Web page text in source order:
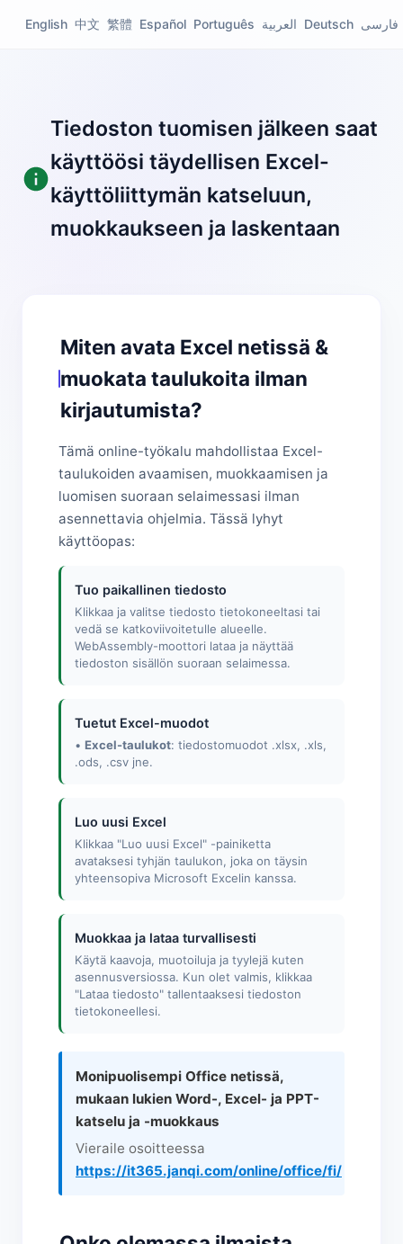
English 中文 繁體 Español Português العربية Deutsch فارسی
Tiedoston tuomisen jälkeen saat
käyttöösi täydellisen Excel-
käyttöliittymän katseluun,
muokkaukseen ja laskentaan
Miten avata Excel netissä &
muokata taulukoita ilman
kirjautumista?
Tämä online-työkalu mahdollistaa Excel-
taulukoiden avaamisen, muokkaamisen ja
luomisen suoraan selaimessasi ilman
asennettavia ohjelmia. Tässä lyhyt
käyttöopas:
Tuo paikallinen tiedosto
Klikkaa ja valitse tiedosto tietokoneeltasi tai
vedä se katkoviivoitetulle alueelle.
WebAssembly-moottori lataa ja näyttää
tiedoston sisällön suoraan selaimessa.
Tuetut Excel-muodot
• Excel-taulukot: tiedostomuodot .xlsx, .xls,
.ods, .csv jne.
Luo uusi Excel
Klikkaa "Luo uusi Excel" -painiketta
avataksesi tyhjän taulukon, joka on täysin
yhteensopiva Microsoft Excelin kanssa.
Muokkaa ja lataa turvallisesti
Käytä kaavoja, muotoiluja ja tyylejä kuten
asennusversiossa. Kun olet valmis, klikkaa
"Lataa tiedosto" tallentaaksesi tiedoston
tietokoneellesi.
Monipuolisempi Office netissä,
mukaan lukien Word-, Excel- ja PPT-
katselu ja -muokkaus
Vieraile osoitteessa
https://it365.janqi.com/online/office/fi/